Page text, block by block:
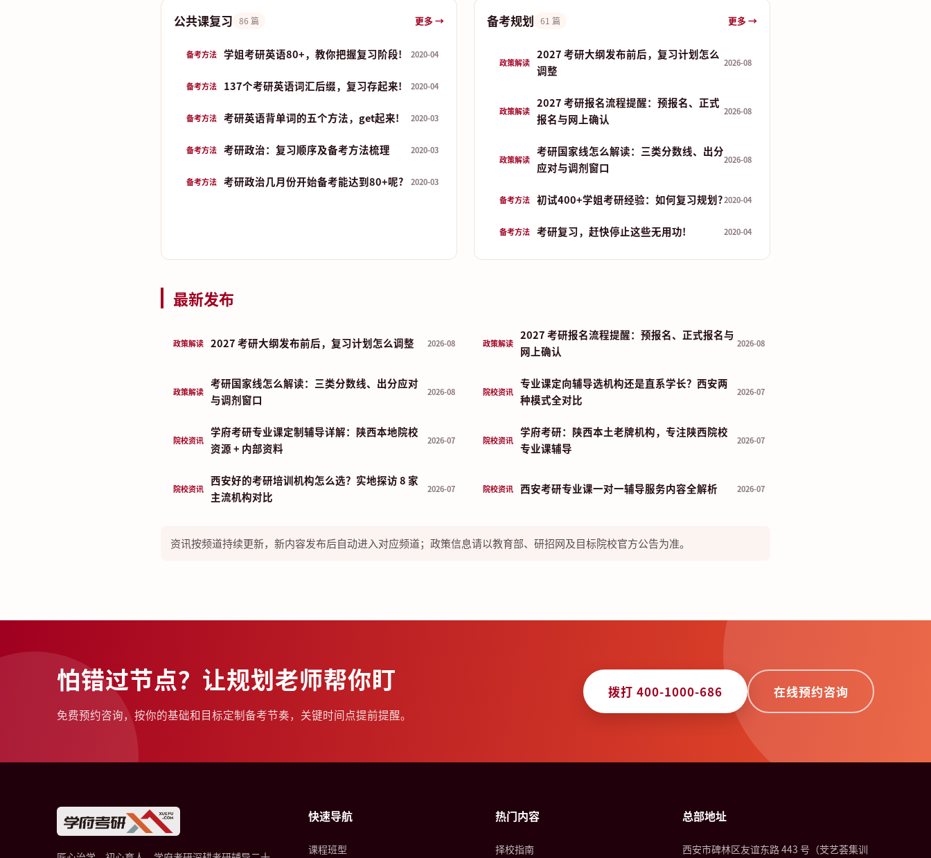
公共课复习 86 篇 更多 →
备考方法 学姐考研英语80+，教你把握复习阶段! 2020-04
备考方法 137个考研英语词汇后缀，复习存起来! 2020-04
备考方法 考研英语背单词的五个方法，get起来! 2020-03
备考方法 考研政治：复习顺序及备考方法梳理 2020-03
备考方法 考研政治几月份开始备考能达到80+呢? 2020-03
备考规划 61 篇 更多 →
政策解读
2027 考研大纲发布前后，复习计划怎么
调整
2026-08
政策解读
2027 考研报名流程提醒：预报名、正式
报名与网上确认
2026-08
政策解读
考研国家线怎么解读：三类分数线、出分
应对与调剂窗口
2026-08
备考方法 初试400+学姐考研经验：如何复习规划?2020-04
备考方法 考研复习，赶快停止这些无用功! 2020-04
最新发布
政策解读 2027 考研大纲发布前后，复习计划怎么调整 2026-08 政策解读
2027 考研报名流程提醒：预报名、正式报名与
网上确认
2026-08
政策解读
考研国家线怎么解读：三类分数线、出分应对
与调剂窗口
2026-08 院校资讯
专业课定向辅导选机构还是直系学长？西安两
种模式全对比
2026-07
院校资讯
学府考研专业课定制辅导详解：陕西本地院校
资源 + 内部资料
2026-07 院校资讯
学府考研：陕西本土老牌机构，专注陕西院校
专业课辅导
2026-07
院校资讯
西安好的考研培训机构怎么选？实地探访 8 家
主流机构对比
2026-07 院校资讯 西安考研专业课一对一辅导服务内容全解析 2026-07
资讯按频道持续更新，新内容发布后自动进入对应频道；政策信息请以教育部、研招网及目标院校官方公告为准。
怕错过节点？让规划老师帮你盯
免费预约咨询，按你的基础和目标定制备考节奏，关键时间点提前提醒。
拨打 400-1000-686 在线预约咨询
快速导航
课程班型
热门内容
择校指南
总部地址
西安市碑林区友谊东路 443 号（芠艺荟集训